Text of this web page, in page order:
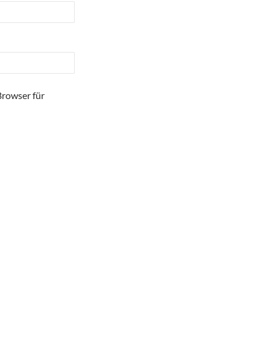
für